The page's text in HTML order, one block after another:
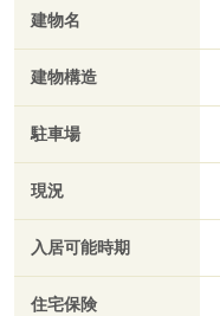
建物名
建物構造
駐車場
現況
入居可能時期
住宅保険